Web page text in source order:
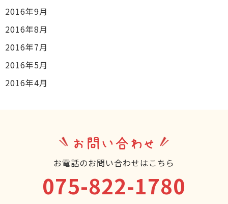
2016年9月
2016年8月
2016年7月
2016年5月
2016年4月
お問い合わせ
お電話のお問い合わせはこちら
075-822-1780